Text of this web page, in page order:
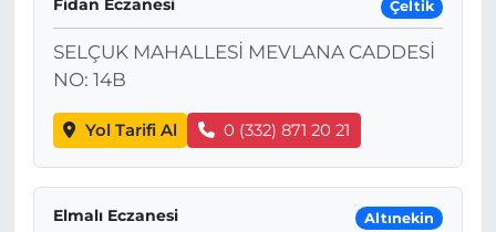
Fidan Eczanesi Çeltik
SELÇUK MAHALLESİ MEVLANA CADDESİ
NO: 14B
Yol Tarifi Al 0 (332) 871 20 21
Elmalı Eczanesi Altınekin